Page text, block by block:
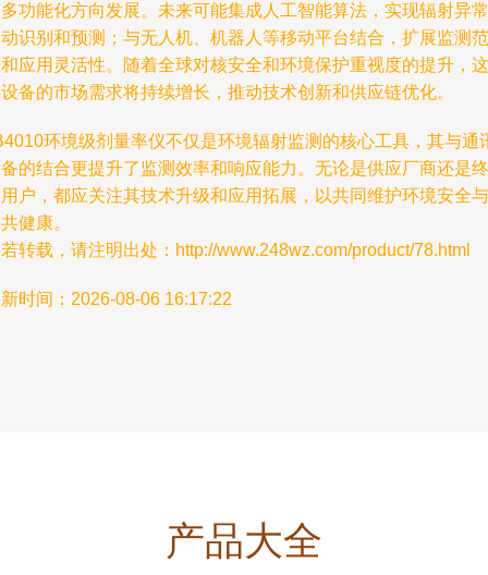
功能化方向发展。未来可能集成人工智能算法，实现辐射异常
识别和预测；与无人机、机器人等移动平台结合，扩展监测范
应用灵活性。随着全球对核安全和环境保护重视度的提升，这
备的市场需求将持续增长，推动技术创新和供应链优化。
环境级剂量率仪不仅是环境辐射监测的核心工具，其与通
的结合更提升了监测效率和响应能力。无论是供应厂商还是终
户，都应关注其技术升级和应用拓展，以共同维护环境安全与
健康。
转载，请注明出处：http://www.248wz.com/product/78.html
时间：2026-08-06 16:17:22
产品大全